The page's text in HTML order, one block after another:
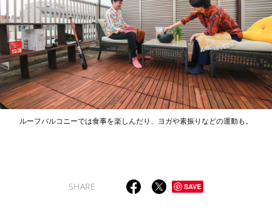
ルーフバルコニーでは食事を楽しんだり、ヨガや素振りなどの運動も。
SHARE SAVE